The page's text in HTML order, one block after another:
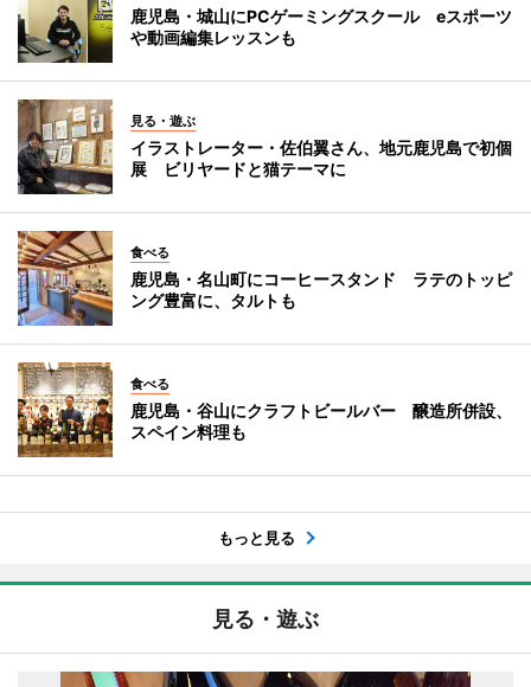
鹿児島・城山にPCゲーミングスクール eスポーツ
や動画編集レッスンも
見る・遊ぶ
イラストレーター・佐伯翼さん、地元鹿児島で初個
展 ビリヤードと猫テーマに
食べる
鹿児島・名山町にコーヒースタンド ラテのトッピ
ング豊富に、タルトも
食べる
鹿児島・谷山にクラフトビールバー 醸造所併設、
スペイン料理も
もっと見る
見る・遊ぶ